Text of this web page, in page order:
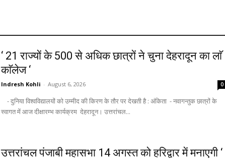
‘ 21 राज्यों के 500 से अधिक छात्रों ने चुना देहरादून का लाॅ
काॅलेज ‘
Indresh Kohli - August 6, 2026 0
स्वागत में आज दीक्षारम्भ कार्यक्रम देहरादून। उत्तरांचल...
उत्तरांचल पंजाबी महासभा 14 अगस्त को हरिद्वार में मनाएगी ‘